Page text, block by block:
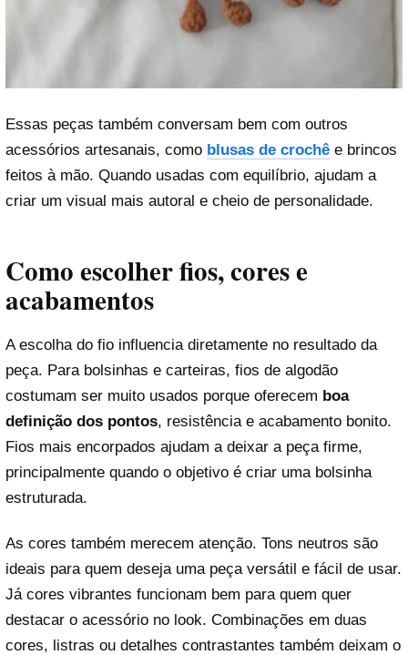
Essas peças também conversam bem com outros
acessórios artesanais, como blusas de crochê e brincos
feitos à mão. Quando usadas com equilíbrio, ajudam a
criar um visual mais autoral e cheio de personalidade.
Como escolher fios, cores e
acabamentos
A escolha do fio influencia diretamente no resultado da
peça. Para bolsinhas e carteiras, fios de algodão
costumam ser muito usados porque oferecem boa
definição dos pontos, resistência e acabamento bonito.
Fios mais encorpados ajudam a deixar a peça firme,
principalmente quando o objetivo é criar uma bolsinha
estruturada.
As cores também merecem atenção. Tons neutros são
ideais para quem deseja uma peça versátil e fácil de usar.
Já cores vibrantes funcionam bem para quem quer
destacar o acessório no look. Combinações em duas
cores, listras ou detalhes contrastantes também deixam o